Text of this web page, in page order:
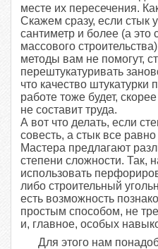
месте их пересечения.
Скажем сразу, если стык
сантиметр и более (а это
массового
методы вам не помогут,
перештукатуривать
что качество
работе тоже будет,
не составит труда.
А вот что делать, если
совесть, а стык все
Мастера предлагают
степени сложности. Так,
использовать
либо строительный
есть возможность
простым способом, не
и, главное, особых
Для этого нам